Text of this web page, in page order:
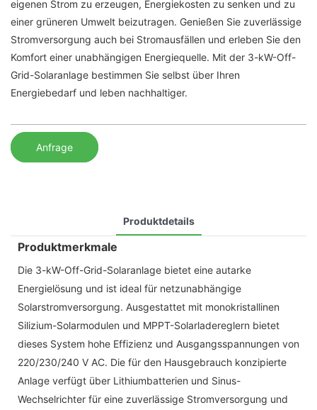
eigenen Strom zu erzeugen, Energiekosten zu senken und zu
einer grüneren Umwelt beizutragen. Genießen Sie zuverlässige
Stromversorgung auch bei Stromausfällen und erleben Sie den
Komfort einer unabhängigen Energiequelle. Mit der 3-kW-Off-
Grid-Solaranlage bestimmen Sie selbst über Ihren
Energiebedarf und leben nachhaltiger.
Anfrage
Produktdetails
Produktmerkmale
Die 3-kW-Off-Grid-Solaranlage bietet eine autarke
Energielösung und ist ideal für netzunabhängige
Solarstromversorgung. Ausgestattet mit monokristallinen
Silizium-Solarmodulen und MPPT-Solarladereglern bietet
dieses System hohe Effizienz und Ausgangsspannungen von
220/230/240 V AC. Die für den Hausgebrauch konzipierte
Anlage verfügt über Lithiumbatterien und Sinus-
Wechselrichter für eine zuverlässige Stromversorgung und